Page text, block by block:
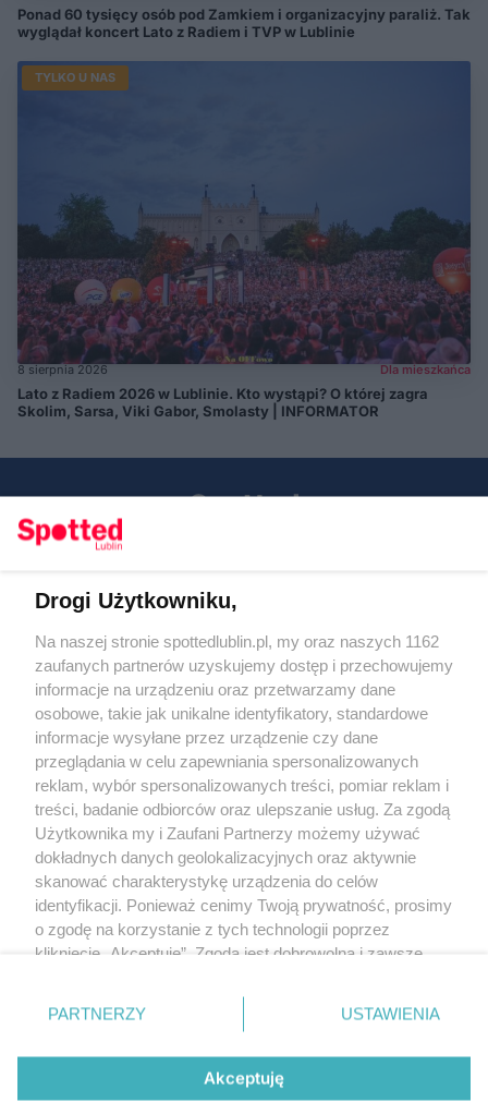
Ponad 60 tysięcy osób pod Zamkiem i organizacyjny paraliż. Tak
wyglądał koncert Lato z Radiem i TVP w Lublinie
TYLKO U NAS
8 sierpnia 2026 Dla mieszkańca
Lato z Radiem 2026 w Lublinie. Kto wystąpi? O której zagra
Skolim, Sarsa, Viki Gabor, Smolasty | INFORMATOR
KATEGORIE
OGŁOSZENIA
WYDARZENIA
NA SKRÓTY
Regulamin
Polityka prywatności
RODO
Warunki korzystania z treści
Mapa strony
Drogi Użytkowniku,
Na naszej stronie spottedlublin.pl, my oraz naszych 1162
zaufanych partnerów uzyskujemy dostęp i przechowujemy
informacje na urządzeniu oraz przetwarzamy dane
osobowe, takie jak unikalne identyfikatory, standardowe
informacje wysyłane przez urządzenie czy dane
przeglądania w celu zapewniania spersonalizowanych
reklam, wybór spersonalizowanych treści, pomiar reklam i
treści, badanie odbiorców oraz ulepszanie usług. Za zgodą
Użytkownika my i Zaufani Partnerzy możemy używać
dokładnych danych geolokalizacyjnych oraz aktywnie
skanować charakterystykę urządzenia do celów
identyfikacji. Ponieważ cenimy Twoją prywatność, prosimy
o zgodę na korzystanie z tych technologii poprzez
kliknięcie „Akceptuję”. Zgoda jest dobrowolna i zawsze
prywatności znajdujący się w lewym dolnym rogu strony
. Niektóre rodzaje przetwarzania danych nie wymagają
zgody użytkownika, ale masz prawo sprzeciwić się
takiemu przetwarzaniu. Preferencje będą miały
zastosowania tylko na tej witrynie.
PARTNERZY USTAWIENIA
Akceptuję